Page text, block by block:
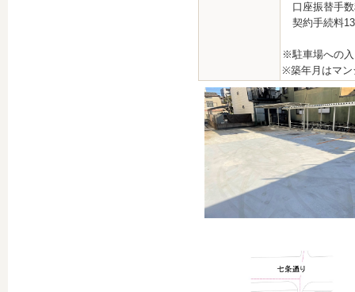
口座振替手
契約手続料
※駐車場への
※築年月はマン